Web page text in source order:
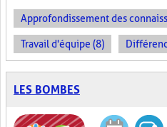
Approfondissement des
Travail d'équipe (8)
LES BOMBES